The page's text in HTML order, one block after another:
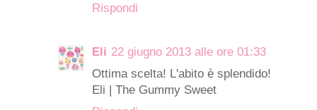
Rispondi
Eli 22 giugno 2013 alle ore 01:33
Ottima scelta! L'abito è splendido!
Eli | The Gummy Sweet